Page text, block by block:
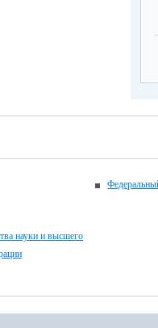
науки и высшего